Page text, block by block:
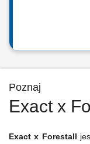
Poznaj
Exact x
Exact x Forestall